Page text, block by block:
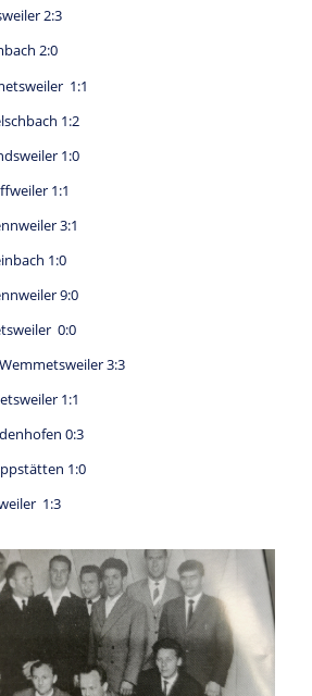
2:3
2:0
1:1
1:2
1:0
1:1
3:1
1:0
9:0
0:0
3:3
1:1
0:3
1:0
1:3